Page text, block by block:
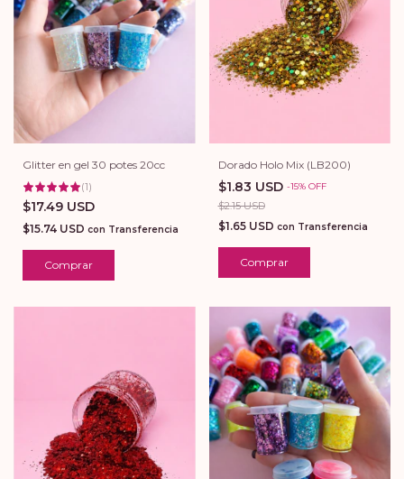
Glitter en gel 30 potes 20cc
(1)
$17.49 USD
$15.74 USD con Transferencia
Dorado Holo Mix (LB200)
$1.83 USD -15% OFF
$2.15 USD
$1.65 USD con Transferencia
Comprar